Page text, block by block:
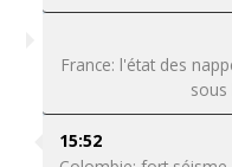
France: l'état des
sous
15:52